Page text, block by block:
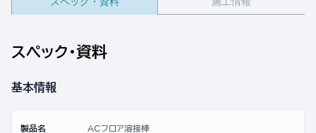
スペック・資料
基本情報
製品名 ACフロア溶接棒